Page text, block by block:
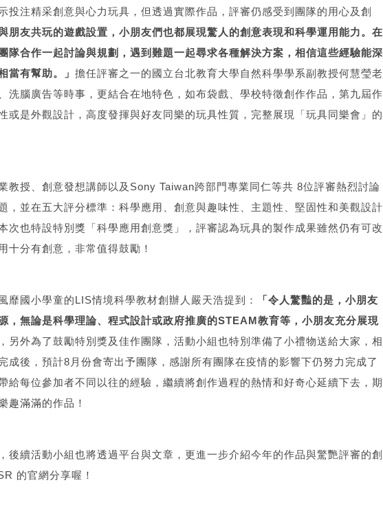
投注精采創意與心力玩具，但透過實際作品，評審仍感受到團隊的用心及創
朋友共玩的遊戲設置，小朋友們也都展現驚人的創意表現和科學運用能力。在
隊合作一起討論與規劃，遇到難題一起尋求各種解決方案，相信這些經驗能深
當有幫助。」 擔任評審之一的國立台北教育大學自然科學學系副教授何慧瑩老
洗腦廣告等時事，更結合在地特色，如布袋戲、學校特徵創作作品，第九屆作
或是外觀設計，高度發揮與好友同樂的玩具性質，完整展現「玩具同樂會」的
教授、創意發想講師以及Sony Taiwan跨部門專業同仁等共 8位評審熱烈討論
，並在五大評分標準：科學應用、創意與趣味性、主題性、堅固性和美觀設計
次也特設特別獎「科學應用創意獎」，評審認為玩具的製作成果雖然仍有可改
十分有創意，非常值得鼓勵！
靡國小學童的LIS情境科學教材創辦人嚴天浩提到：
「令人驚豔的是，小朋友
，無論是科學理論、程式設計或政府推廣的STEAM教育等，小朋友充分展現
，另外為了鼓勵特別獎及佳作團隊，活動小組也特別準備了小禮物送給大家，相
成後，預計8月份會寄出予團隊，感謝所有團隊在疫情的影響下仍努力完成了
給每位參加者不同以往的經驗，繼續將創作過程的熱情和好奇心延續下去，期
趣滿滿的作品！
後續活動小組也將透過平台與文章，更進一步介紹今年的作品與驚艷評審的創
的官網分享喔！